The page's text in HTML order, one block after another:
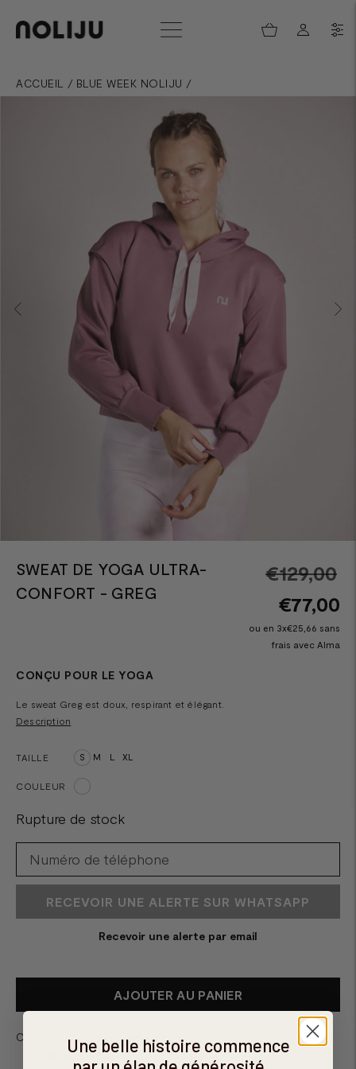
ACCUEIL / BLUE WEEK NOLIJU /
SWEAT DE YOGA ULTRA-
CONFORT - GREG
€129,00
€77,00
ou en 3x€25,66 sans
frais avec Alma
CONÇU POUR LE YOGA
Le sweat Greg est doux, respirant et élégant.
Description
TAILLE S M L XL
COULEUR
Rupture de stock
RECEVOIR UNE ALERTE SUR WHATSAPP
Recevoir une alerte par email
AJOUTER AU PANIER
Commandez aujourd'hui et soyez livré :
le Mardi 11 Août avec Colissimo
Une belle histoire commence